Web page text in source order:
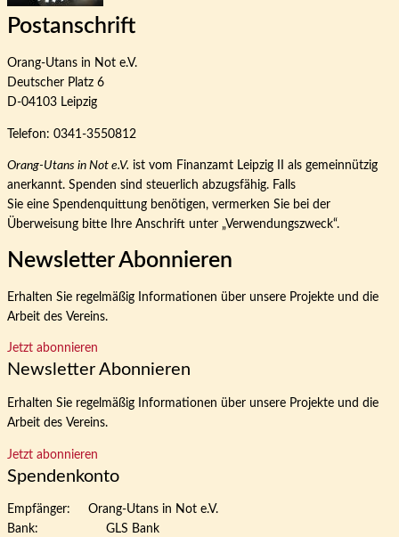
Postanschrift
Orang-Utans in Not e.V.
Deutscher Platz 6
D-04103 Leipzig
Telefon: 0341-3550812
Orang-Utans in Not e.V. ist vom Finanzamt Leipzig II als gemeinnützig
anerkannt. Spenden sind steuerlich abzugsfähig. Falls
Sie eine Spendenquittung benötigen, vermerken Sie bei der
Überweisung bitte Ihre Anschrift unter „Verwendungszweck“.
Newsletter Abonnieren
Erhalten Sie regelmäßig Informationen über unsere Projekte und die
Arbeit des Vereins.
Jetzt abonnieren
Newsletter Abonnieren
Erhalten Sie regelmäßig Informationen über unsere Projekte und die
Arbeit des Vereins.
Jetzt abonnieren
Spendenkonto
Empfänger: Orang-Utans in Not e.V.
Bank: GLS Bank